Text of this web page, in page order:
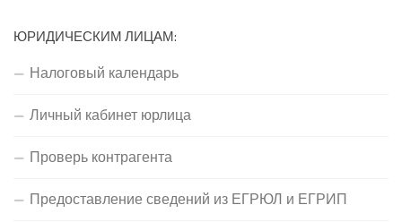
ЮРИДИЧЕСКИМ ЛИЦАМ:
Налоговый календарь
Личный кабинет юрлица
Проверь контрагента
Предоставление сведений из ЕГРЮЛ и ЕГРИП